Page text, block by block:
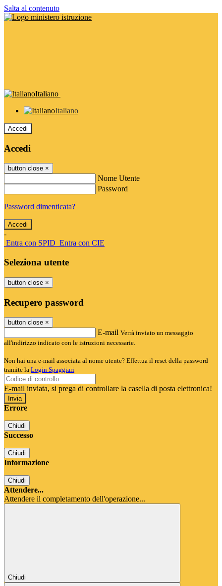
Salta al contenuto
Italiano
Italiano
Accedi
Accedi
button close ×
Nome Utente
Password
Password dimenticata?
-
Entra con SPID Entra con CIE
Seleziona utente
button close ×
Recupero password
button close ×
E-mail Verrà inviato un messaggio
all'indirizzo indicato con le istruzioni necessarie.
Non hai una e-mail associata al nome utente? Effettua il reset della password
tramite la Login Spaggiari
E-mail inviata, si prega di controllare la casella di posta elettronica!
Errore
Chiudi
Successo
Chiudi
Informazione
Chiudi
Attendere...
Attendere il completamento dell'operazione...
Chiudi